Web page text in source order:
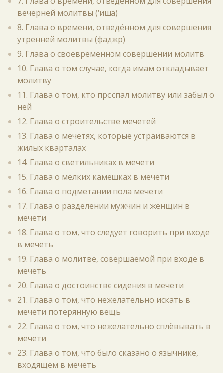
вечерней молитвы (‘иша)
8. Глава о времени, отведённом для совершения
утренней молитвы (фаджр)
9. Глава о своевременном совершении молитв
10. Глава о том случае, когда имам откладывает
молитву
11. Глава о том, кто проспал молитву или забыл о
ней
12. Глава о строительстве мечетей
13. Глава о мечетях, которые устраиваются в
жилых кварталах
14. Глава о светильниках в мечети
15. Глава о мелких камешках в мечети
16. Глава о подметании пола мечети
17. Глава о разделении мужчин и женщин в
мечети
18. Глава о том, что следует говорить при входе
в мечеть
19. Глава о молитве, совершаемой при входе в
мечеть
20. Глава о достоинстве сидения в мечети
21. Глава о том, что нежелательно искать в
мечети потерянную вещь
22. Глава о том, что нежелательно сплёвывать в
мечети
23. Глава о том, что было сказано о язычнике,
входящем в мечеть